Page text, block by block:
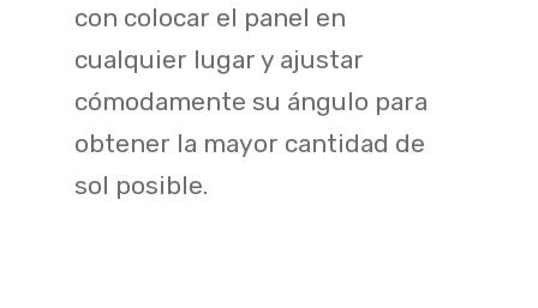
con colocar el panel en
cualquier lugar y ajustar
cómodamente su ángulo para
obtener la mayor cantidad de
sol posible.